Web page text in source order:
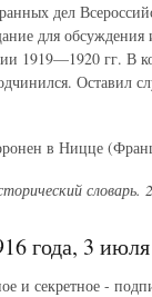
дел
для
1919—1920 гг. В
Оставил
в Ницце
словарь.
года, 3
и секретное -